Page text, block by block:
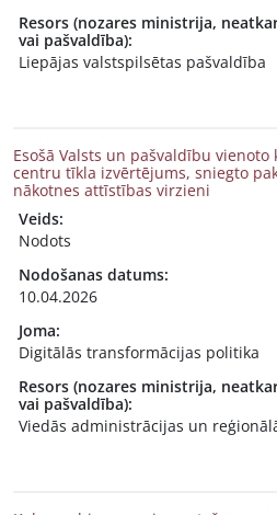
Resors (nozares ministrija,
vai pašvaldība):
Liepājas valstspilsētas pašvaldība
Esošā Valsts un pašvaldību
centru tīkla izvērtējums, sniegto
nākotnes attīstības virzieni
Veids:
Nodots
Nodošanas datums:
10.04.2026
Joma:
Digitālās transformācijas politika
Resors (nozares ministrija,
vai pašvaldība):
Viedās administrācijas un